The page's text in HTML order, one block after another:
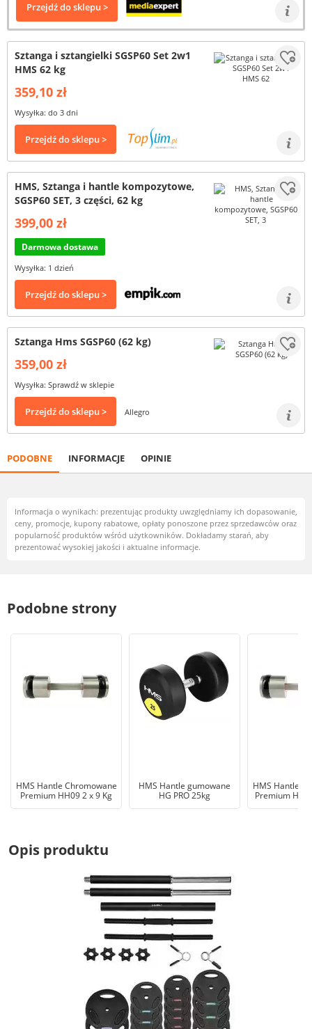
Przejdź do sklepu >
Sztanga i sztangielki SGSP60 Set 2w1
HMS 62 kg
359,10 zł
Wysyłka: do 3 dni
Przejdź do sklepu >
HMS, Sztanga i hantle kompozytowe,
SGSP60 SET, 3 części, 62 kg
399,00 zł
Darmowa dostawa
Wysyłka: 1 dzień
Przejdź do sklepu >
Sztanga Hms SGSP60 (62 kg)
359,00 zł
Wysyłka: Sprawdź w sklepie
Przejdź do sklepu > Allegro
PODOBNE INFORMACJE OPINIE
Informacja o wynikach: prezentując produkty uwzględniamy ich dopasowanie,
ceny, promocje, kupony rabatowe, opłaty ponoszone przez sprzedawców oraz
popularność produktów wśród użytkowników. Dokładamy starań, aby
prezentować wysokiej jakości i aktualne informacje.
Podobne strony
HMS Hantle Chromowane
Premium HH09 2 x 9 Kg
HMS Hantle gumowane
HG PRO 25kg
HMS Hantle
Premium
Opis produktu